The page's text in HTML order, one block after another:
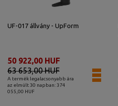
UF-017 állvány - UpForm
A termék legalacsonyabb ára
az elmúlt 30 napban: 374
055,00 HUF
63 653,00 HUF
50 922,00 HUF